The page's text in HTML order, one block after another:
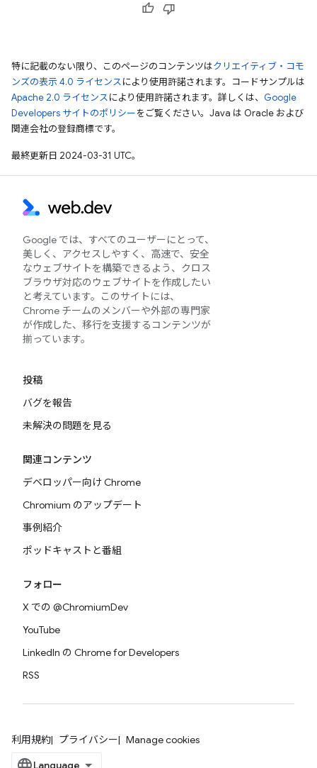
特に記載のない限り、このページのコンテンツはクリエイティブ・コモ
ンズの表示 4.0 ライセンスにより使用許諾されます。コードサンプルは
Apache 2.0 ライセンスにより使用許諾されます。詳しくは、 Google
Developers サイトのポリシーをご覧ください。Java は Oracle および
関連会社の登録商標です。
最終更新日 2024-03-31 UTC。
Google では、すべてのユーザーにとって、
美しく、アクセスしやすく、高速で、安全
なウェブサイトを構築できるよう、クロス
ブラウザ対応のウェブサイトを作成したい
と考えています。このサイトには、
Chrome チームのメンバーや外部の専門家
が作成した、移行を支援するコンテンツが
揃っています。
投稿
バグを報告
未解決の問題を見る
関連コンテンツ
デベロッパー向け Chrome
Chromium のアップデート
事例紹介
ポッドキャストと番組
フォロー
X での @ChromiumDev
YouTube
LinkedIn の Chrome for Developers
RSS
利用規約 プライバシー Manage cookies